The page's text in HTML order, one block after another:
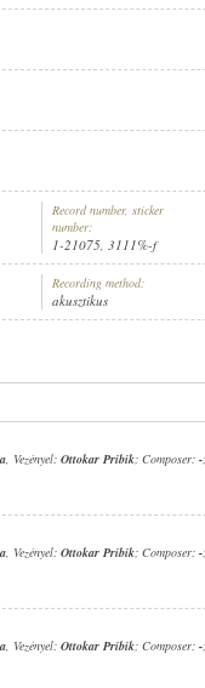
ZENEKARA
Record number, sticker
number:
1-21075, 3111%-f
Recording method:
akusztikus
, Vezényel: Ottokar Pribik; Composer: -
, Vezényel: Ottokar Pribik; Composer: -
, Vezényel: Ottokar Pribik; Composer: -